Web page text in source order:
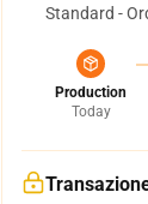
Standard -
Production
Today